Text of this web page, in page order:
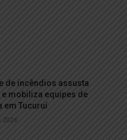
de incêndios assusta
mobiliza equipes de
em Tucuruí
2026